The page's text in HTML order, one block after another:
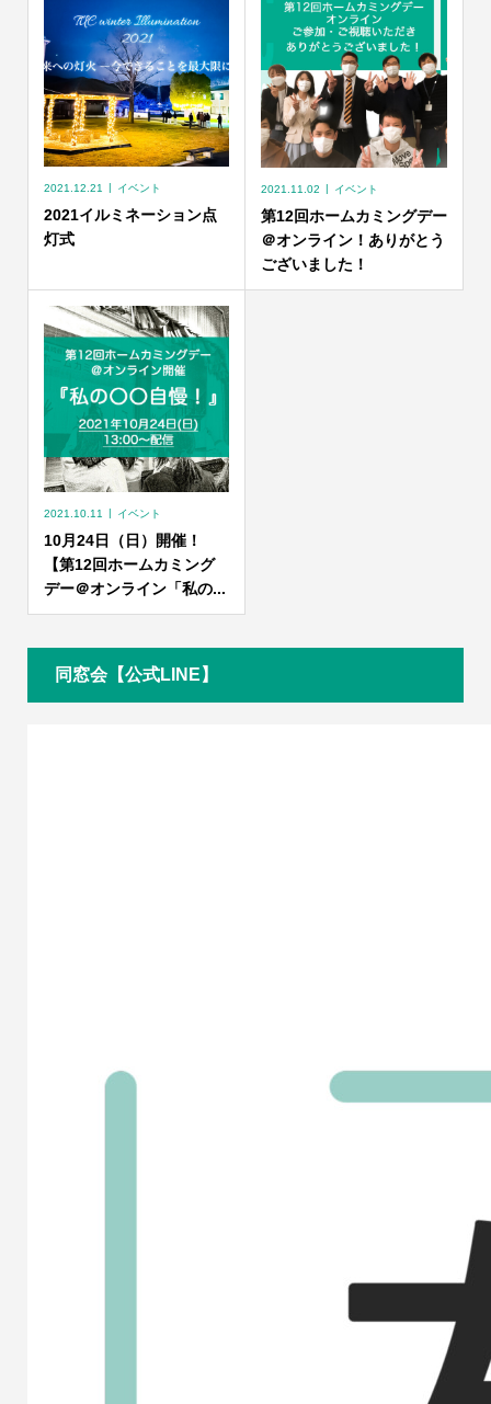
2021.12.21 イベント
2021イルミネーション点
灯式
2021.11.02 イベント
第12回ホームカミングデー
＠オンライン！ありがとう
ございました！
2021.10.11 イベント
10月24日（日）開催！
【第12回ホームカミング
デー＠オンライン「私の...
同窓会【公式LINE】